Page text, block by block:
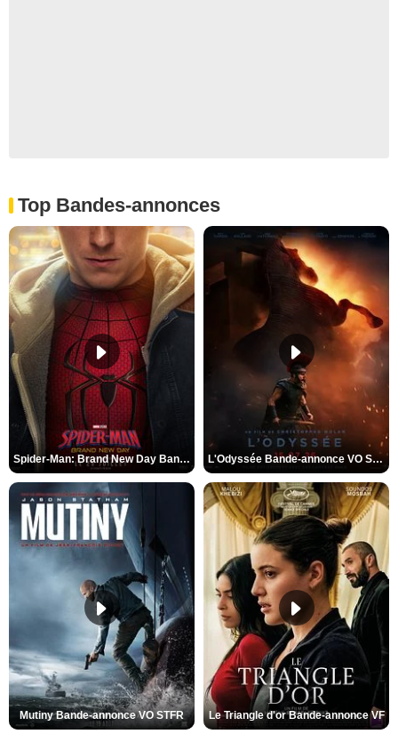
Top Bandes-annonces
Spider-Man: Brand New Day Bande-annonce VO STFR L'Odyssée Bande-annonce VO STFR
Mutiny Bande-annonce VO STFR Le Triangle d'or Bande-annonce VF